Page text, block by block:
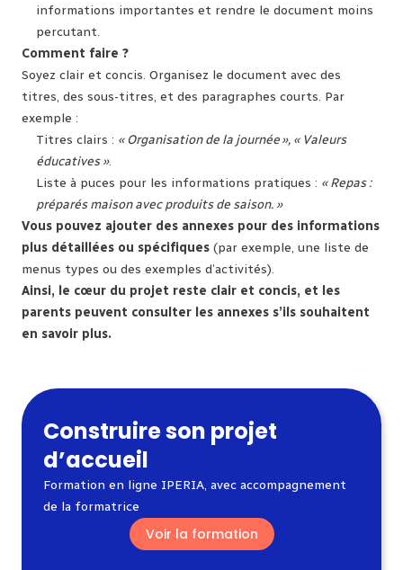
informations importantes et rendre le document moins
percutant.
Comment faire ?
Soyez clair et concis. Organisez le document avec des
titres, des sous-titres, et des paragraphes courts. Par
exemple :
Titres clairs : « Organisation de la journée », « Valeurs
éducatives ».
Liste à puces pour les informations pratiques : « Repas :
préparés maison avec produits de saison. »
Vous pouvez ajouter des annexes pour des informations
plus détaillées ou spécifiques (par exemple, une liste de
menus types ou des exemples d’activités).
Ainsi, le cœur du projet reste clair et concis, et les
parents peuvent consulter les annexes s’ils souhaitent
en savoir plus.
Construire son projet
d’accueil
Formation en ligne IPERIA, avec accompagnement
de la formatrice
Voir la formation